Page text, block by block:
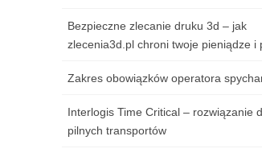
Bezpieczne zlecanie druku 3d – jak
zlecenia3d.pl chroni twoje pieniądze i
Zakres obowiązków operatora
Interlogis Time Critical – rozwiązanie
pilnych transportów